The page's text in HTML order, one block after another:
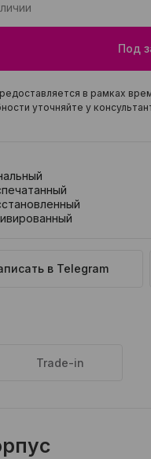
Под
в рамках
уточняйте у
в Telegram
Trade-in